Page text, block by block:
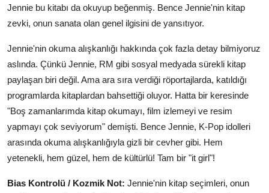
Jennie bu kitabı da okuyup beğenmiş. Bence Jennie'nin kitap
zevki, onun sanata olan genel ilgisini de yansıtıyor.
Jennie'nin okuma alışkanlığı hakkında çok fazla detay bilmiyoruz
aslında. Çünkü Jennie, RM gibi sosyal medyada sürekli kitap
paylaşan biri değil. Ama ara sıra verdiği röportajlarda, katıldığı
programlarda kitaplardan bahsettiği oluyor. Hatta bir keresinde
"Boş zamanlarımda kitap okumayı, film izlemeyi ve resim
yapmayı çok seviyorum" demişti. Bence Jennie, K-Pop idolleri
arasında okuma alışkanlığıyla gizli bir cevher gibi. Hem
yetenekli, hem güzel, hem de kültürlü! Tam bir "it girl"!
Bias Kontrolü / Kozmik Not: Jennie'nin kitap seçimleri, onun